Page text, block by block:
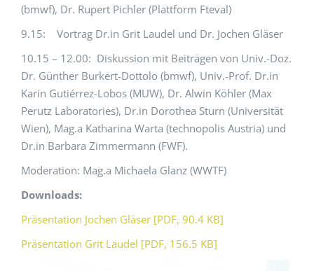
(bmwf), Dr. Rupert Pichler (Plattform Fteval)
9.15: Vortrag Dr.in Grit Laudel und Dr. Jochen Gläser
10.15 – 12.00: Diskussion mit Beiträgen von Univ.-Doz.
Dr. Günther Burkert-Dottolo (bmwf), Univ.-Prof. Dr.in
Karin Gutiérrez-Lobos (MUW), Dr. Alwin Köhler (Max
Perutz Laboratories), Dr.in Dorothea Sturn (Universität
Wien), Mag.a Katharina Warta (technopolis Austria) und
Dr.in Barbara Zimmermann (FWF).
Moderation: Mag.a Michaela Glanz (WWTF)
Downloads:
Präsentation Jochen Gläser [PDF, 90.4 KB]
Präsentation Grit Laudel [PDF, 156.5 KB]